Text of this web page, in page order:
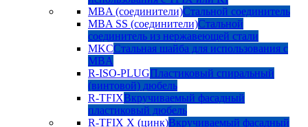
MBA (соединители)Стальной соединитель
MBA SS (соединители)Стальной
соединитель из нержавеющей стали
MKCСтальная шайба для использования с
MBA
R-ISO-PLUGПластиковый спиральный
(винтовой) дюбель
R-TFIXВкручиваемый фасадный
пластиковый дюбель
R-TFIX X (цинк)Вкручиваемый фасадный